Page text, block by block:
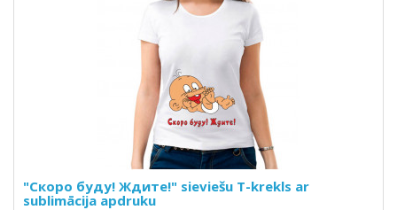
"Скоро буду! Ждите!" sieviešu T-krekls ar
sublimācija apdruku